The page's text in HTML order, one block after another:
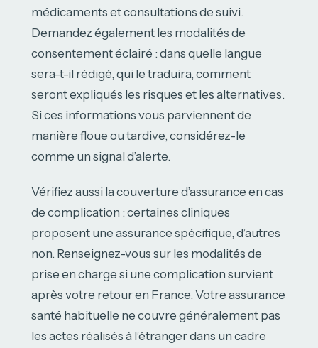
médicaments et consultations de suivi.
Demandez également les modalités de
consentement éclairé : dans quelle langue
sera-t-il rédigé, qui le traduira, comment
seront expliqués les risques et les alternatives.
Si ces informations vous parviennent de
manière floue ou tardive, considérez-le
comme un signal d’alerte.
Vérifiez aussi la couverture d’assurance en cas
de complication : certaines cliniques
proposent une assurance spécifique, d’autres
non. Renseignez-vous sur les modalités de
prise en charge si une complication survient
après votre retour en France. Votre assurance
santé habituelle ne couvre généralement pas
les actes réalisés à l’étranger dans un cadre